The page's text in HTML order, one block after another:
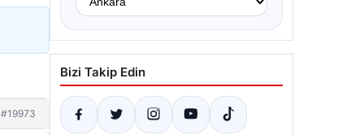
#19973
Bizi Takip Edin